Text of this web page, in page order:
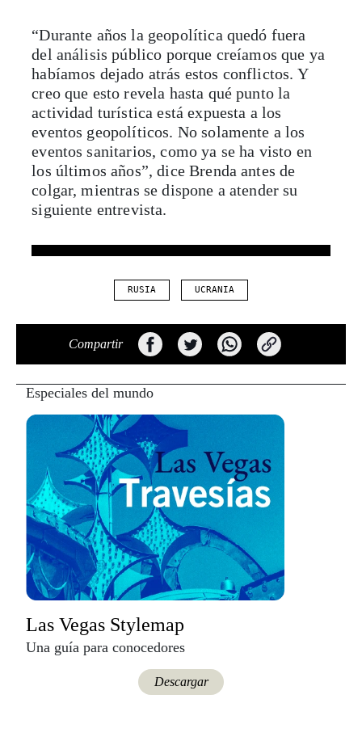
“Durante años la geopolítica quedó fuera
del análisis público porque creíamos que ya
habíamos dejado atrás estos conflictos. Y
creo que esto revela hasta qué punto la
actividad turística está expuesta a los
eventos geopolíticos. No solamente a los
eventos sanitarios, como ya se ha visto en
los últimos años”, dice Brenda antes de
colgar, mientras se dispone a atender su
siguiente entrevista.
RUSIA UCRANIA
Compartir
Especiales del mundo
Las Vegas Stylemap
Una guía para conocedores
Descargar